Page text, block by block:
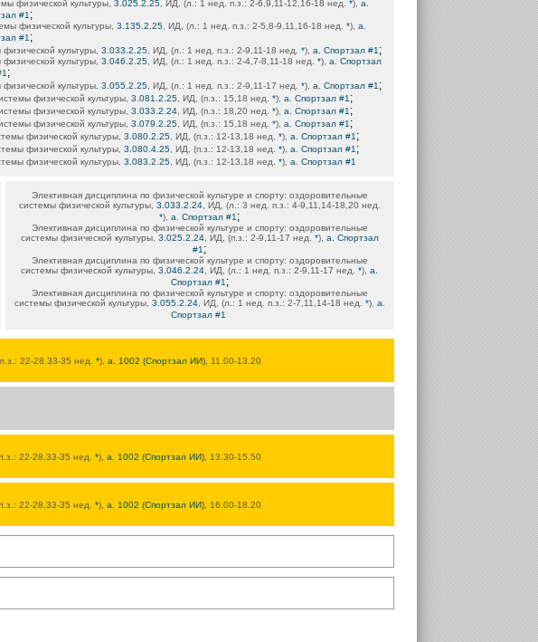
физической культуры, 3.025.2.25 , ИД, (л.: 1 нед. п.з.: 2-6,9,11-12,16-18 нед. *), а.
#1 ;
физической культуры, 3.135.2.25 , ИД, (л.: 1 нед. п.з.: 2-5,8-9,11,16-18 нед. *), а.
#1 ;
культуры, 3.033.2.25 , ИД, (л.: 1 нед. п.з.: 2-9,11-18 нед. *), а. Спортзал #1 ;
культуры, 3.046.2.25 , ИД, (л.: 1 нед. п.з.: 2-4,7-8,11-18 нед. *), а. Спортзал
;
культуры, 3.055.2.25 , ИД, (л.: 1 нед. п.з.: 2-9,11-17 нед. *), а. Спортзал #1 ;
физической культуры, 3.081.2.25, ИД, (п.з.: 15,18 нед. *), а. Спортзал #1 ;
физической культуры, 3.033.2.24, ИД, (п.з.: 18,20 нед. *), а. Спортзал #1 ;
физической культуры, 3.079.2.25, ИД, (п.з.: 15,18 нед. *), а. Спортзал #1 ;
физической культуры, 3.080.2.25 , ИД, (п.з.: 12-13,18 нед. *), а. Спортзал #1 ;
физической культуры, 3.080.4.25 , ИД, (п.з.: 12-13,18 нед. *), а. Спортзал #1 ;
физической культуры, 3.083.2.25 , ИД, (п.з.: 12-13,18 нед. *), а. Спортзал #1
Элективная дисциплина по физической культуре и спорту: оздоровительные
системы физической культуры, 3.033.2.24, ИД, (л.: 3 нед. п.з.: 4-9,11,14-18,20 нед.
*), а. Спортзал #1 ;
Элективная дисциплина по физической культуре и спорту: оздоровительные
системы физической культуры, 3.025.2.24, ИД, (п.з.: 2-9,11-17 нед. *), а. Спортзал
#1 ;
Элективная дисциплина по физической культуре и спорту: оздоровительные
системы физической культуры, 3.046.2.24 , ИД, (л.: 1 нед. п.з.: 2-9,11-17 нед. *), а.
Спортзал #1 ;
Элективная дисциплина по физической культуре и спорту: оздоровительные
системы физической культуры, 3.055.2.24, ИД, (л.: 1 нед. п.з.: 2-7,11,14-18 нед. *), а.
Спортзал #1
22-28,33-35 нед. *), а. 1002 (Спортзал ИИ), 11.00-13.20
22-28,33-35 нед. *), а. 1002 (Спортзал ИИ) , 13.30-15.50
22-28,33-35 нед. *), а. 1002 (Спортзал ИИ) , 16.00-18.20